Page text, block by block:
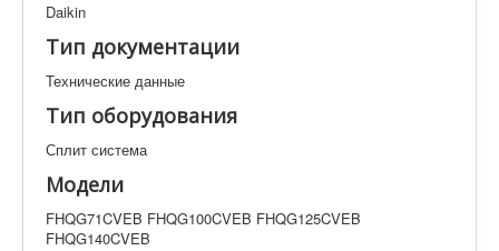
Новости
Контакты
Техническая документация
FHQG71CVEB FHQG100CVEB FHQG125CVEB
Искать
Daikin
Тип документации
Технические данные
Тип оборудования
Сплит система
Модели
FHQG71CVEB FHQG100CVEB FHQG125CVEB
FHQG140CVEB